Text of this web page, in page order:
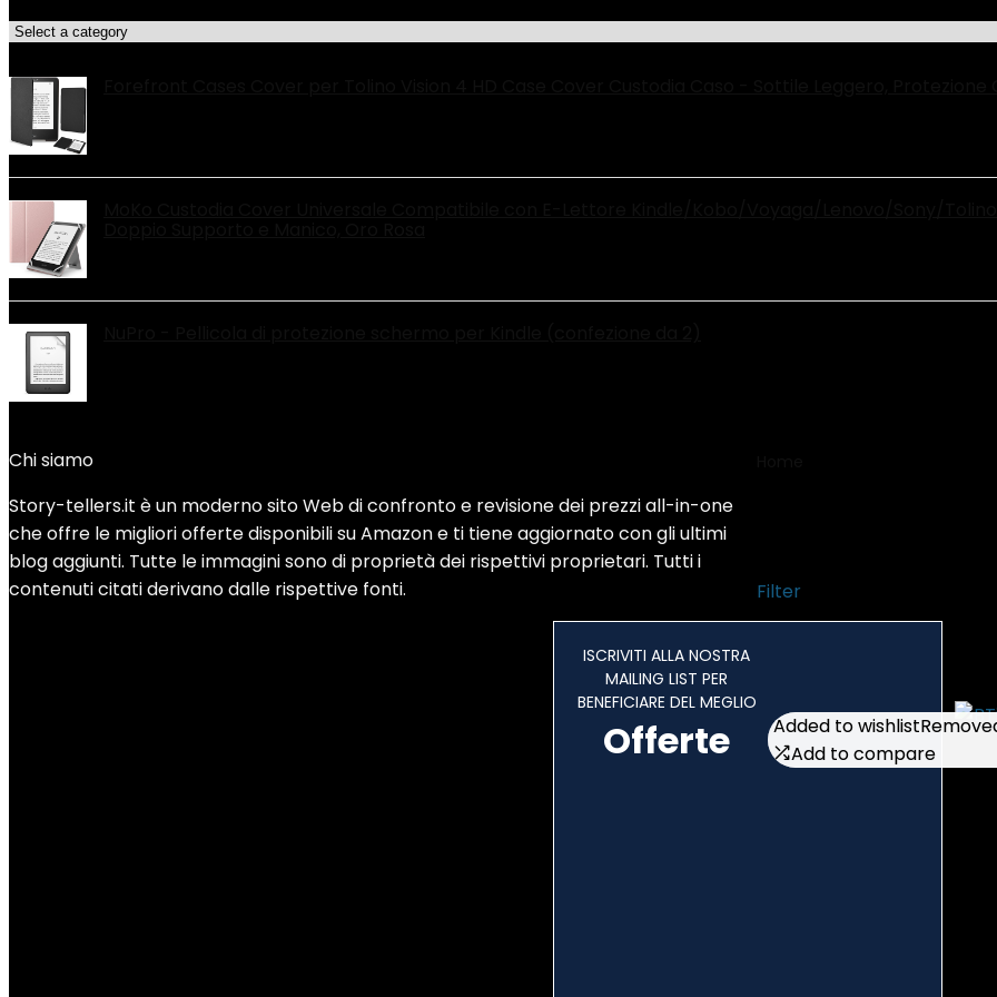
Filter
Showing all 2 results
Added to wishlist
Add to compare
Added to wishlist
Add to compare
Chi siamo
Story-tellers.it è un moderno sito Web di confronto e revisione dei prezzi all-in-one
che offre le migliori offerte disponibili su Amazon e ti tiene aggiornato con gli ultimi
blog aggiunti. Tutte le immagini sono di proprietà dei rispettivi proprietari. Tutti i
contenuti citati derivano dalle rispettive fonti.
ISCRIVITI ALLA NOSTRA
MAILING LIST PER
BENEFICIARE DEL MEGLIO
Offerte